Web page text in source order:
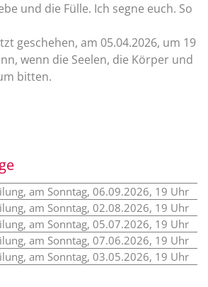
und die Fülle. Ich segne euch. So
geschehen, am 05.04.2026, um 19
wenn die Seelen, die Körper und
bitten.
am Sonntag, 06.09.2026, 19 Uhr
am Sonntag, 02.08.2026, 19 Uhr
am Sonntag, 05.07.2026, 19 Uhr
am Sonntag, 07.06.2026, 19 Uhr
am Sonntag, 03.05.2026, 19 Uhr